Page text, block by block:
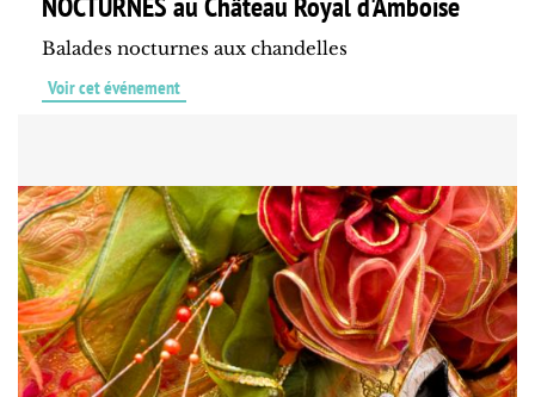
Balades nocturnes aux chandelles
Voir cet événement